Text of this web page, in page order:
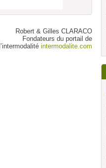
Robert & Gilles CLARACO
Fondateurs du portail de
l’intermodalité intermodalite.com